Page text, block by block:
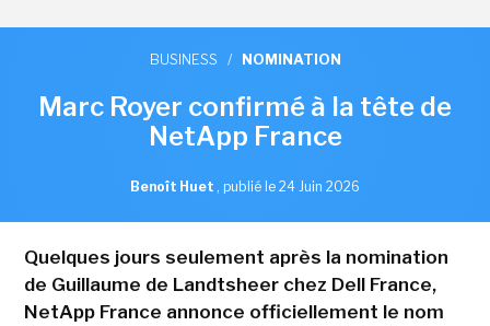
BUSINESS / NOMINATION
Marc Royer confirmé à la tête de
NetApp France
Benoît Huet , publié le 24 Juin 2026
Quelques jours seulement après la nomination
de Guillaume de Landtsheer chez Dell France,
NetApp France annonce officiellement le nom